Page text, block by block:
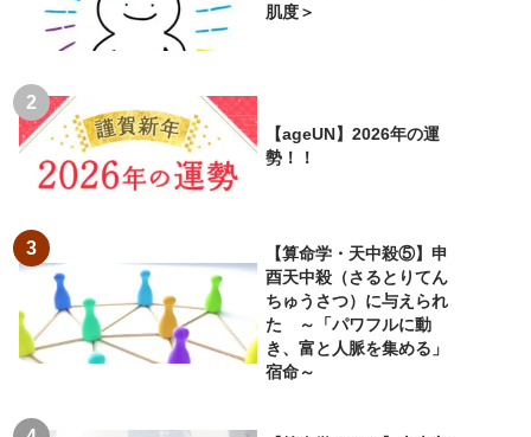
肌度＞
【ageUN】2026年の運
勢！！
【算命学・天中殺⑤】申
酉天中殺（さるとりてん
ちゅうさつ）に与えられ
た ～「パワフルに動
き、富と人脈を集める」
宿命～